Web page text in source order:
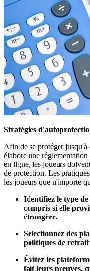
Stratégies
Afin de se protéger jusqu'à
élabore une
en ligne, les joueurs
de protection. Les
les joueurs que n'importe
Identifiez le type
compris si elle
étrangère.
Sélectionnez des
politiques de
Évitez les
fait leurs preuves,